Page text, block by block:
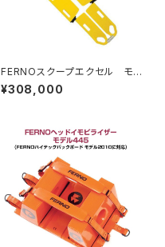
FERNOスクープエクセル モデ
ル65EXL（ピン無し）
¥308,000